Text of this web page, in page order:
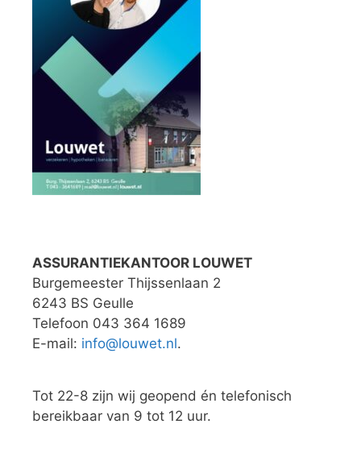
ASSURANTIEKANTOOR LOUWET
Burgemeester Thijssenlaan 2
6243 BS Geulle
Telefoon 043 364 1689
E-mail: info@louwet.nl.
Tot 22-8 zijn wij geopend én telefonisch
bereikbaar van 9 tot 12 uur.